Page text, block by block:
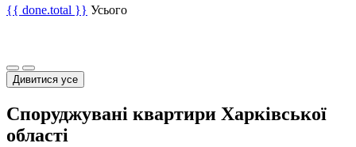
{{ done.total }} Усього
Дивитися усе
Споруджувані квартири Харківської
області